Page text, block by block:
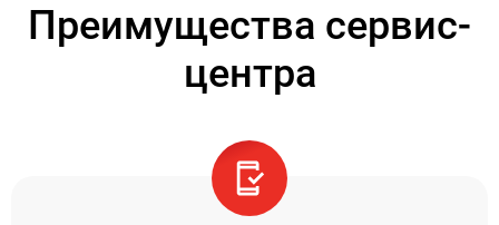
Преимущества сервис-
центра